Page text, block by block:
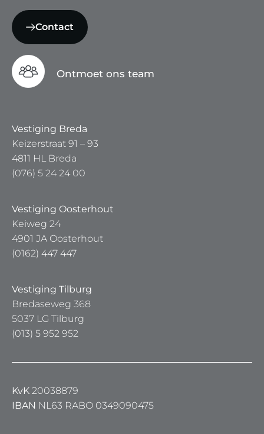
Contact
Ontmoet ons team
Vestiging Breda
Keizerstraat 91 – 93
4811 HL Breda
(076) 5 24 24 00
Vestiging Oosterhout
Keiweg 24
4901 JA Oosterhout
(0162) 447 447
Vestiging Tilburg
Bredaseweg 368
5037 LG Tilburg
(013) 5 952 952
KvK 20038879
IBAN NL63 RABO 0349090475